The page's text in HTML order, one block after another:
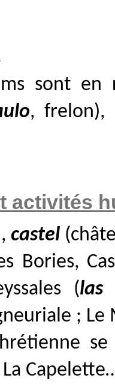
sont
, frelon),
activités
castel
Bories,
(las
; Le